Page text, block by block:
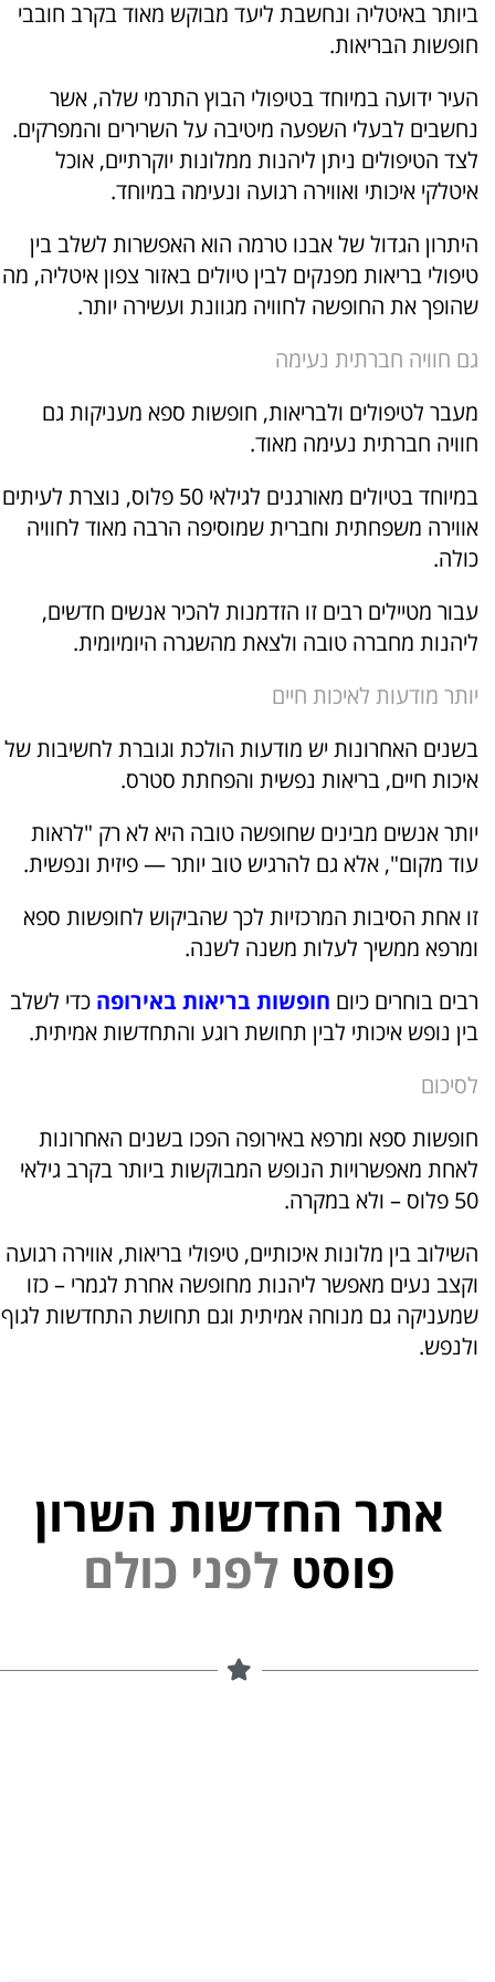
ביותר באיטליה ונחשבת ליעד מבוקש מאוד בקרב חובבי
חופשות הבריאות.
העיר ידועה במיוחד בטיפולי הבוץ התרמי שלה, אשר
נחשבים לבעלי השפעה מיטיבה על השרירים והמפרקים.
לצד הטיפולים ניתן ליהנות ממלונות יוקרתיים, אוכל
איטלקי איכותי ואווירה רגועה ונעימה במיוחד.
היתרון הגדול של אבנו טרמה הוא האפשרות לשלב בין
טיפולי בריאות מפנקים לבין טיולים באזור צפון איטליה, מה
שהופך את החופשה לחוויה מגוונת ועשירה יותר.
גם חוויה חברתית נעימה
מעבר לטיפולים ולבריאות, חופשות ספא מעניקות גם
חוויה חברתית נעימה מאוד.
במיוחד בטיולים מאורגנים לגילאי 50 פלוס, נוצרת לעיתים
אווירה משפחתית וחברית שמוסיפה הרבה מאוד לחוויה
כולה.
עבור מטיילים רבים זו הזדמנות להכיר אנשים חדשים,
ליהנות מחברה טובה ולצאת מהשגרה היומיומית.
יותר מודעות לאיכות חיים
בשנים האחרונות יש מודעות הולכת וגוברת לחשיבות של
איכות חיים, בריאות נפשית והפחתת סטרס.
יותר אנשים מבינים שחופשה טובה היא לא רק "לראות
עוד מקום", אלא גם להרגיש טוב יותר — פיזית ונפשית.
זו אחת הסיבות המרכזיות לכך שהביקוש לחופשות ספא
ומרפא ממשיך לעלות משנה לשנה.
רבים בוחרים כיום חופשות בריאות באירופה כדי לשלב
בין נופש איכותי לבין תחושת רוגע והתחדשות אמיתית.
לסיכום
חופשות ספא ומרפא באירופה הפכו בשנים האחרונות
לאחת מאפשרויות הנופש המבוקשות ביותר בקרב גילאי
50 פלוס – ולא במקרה.
השילוב בין מלונות איכותיים, טיפולי בריאות, אווירה רגועה
וקצב נעים מאפשר ליהנות מחופשה אחרת לגמרי – כזו
שמעניקה גם מנוחה אמיתית וגם תחושת התחדשות לגוף
ולנפש.
אתר החדשות השרון
פוסט
ם